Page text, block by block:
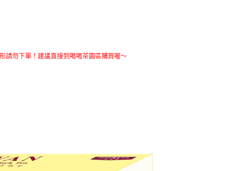
請勿下單！建議直接到喝喝茶園區購買喔～